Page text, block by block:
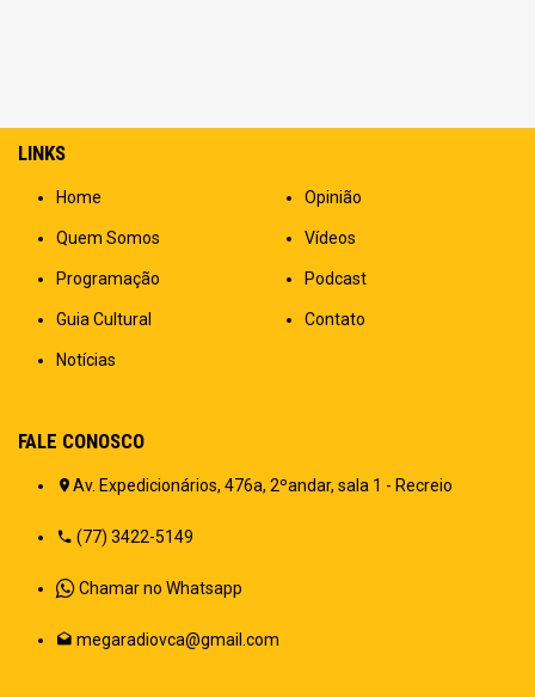
LINKS
Home
Quem Somos
Programação
Guia Cultural
Notícias
Opinião
Vídeos
Podcast
Contato
FALE CONOSCO
Av. Expedicionários, 476a, 2ºandar, sala 1 - Recreio
(77) 3422-5149
Chamar no Whatsapp
megaradiovca@gmail.com